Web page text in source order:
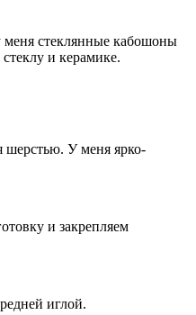
стеклянные кабошоны
и керамике.
шерстью. У меня ярко-
и закрепляем
иглой.